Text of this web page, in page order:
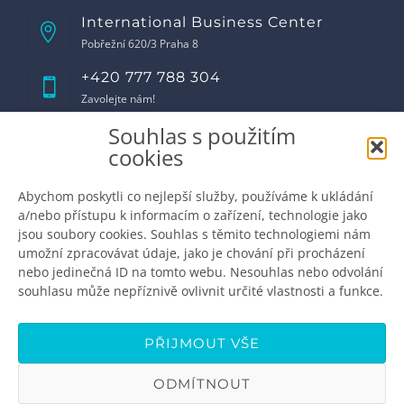
Souhlas s použitím
cookies
Abychom poskytli co nejlepší služby, používáme k ukládání
a/nebo přístupu k informacím o zařízení, technologie jako
jsou soubory cookies. Souhlas s těmito technologiemi nám
umožní zpracovávat údaje, jako je chování při procházení
nebo jedinečná ID na tomto webu. Nesouhlas nebo odvolání
souhlasu může nepříznivě ovlivnit určité vlastnosti a funkce.
PŘIJMOUT VŠE
ODMÍTNOUT
International Business Center
Pobřežní 620/3 Praha 8
+420 777 788 304
Zavolejte nám!
Otevírací doba
Pondělí8:00 - 17:00
Středa8:00 - 17:00
Čtvrtek 8:00 - 17:00
Pátek8:00 - 16:00
Sobotazavřeno
Neděle
zavřeno
info@premiumdental.cz